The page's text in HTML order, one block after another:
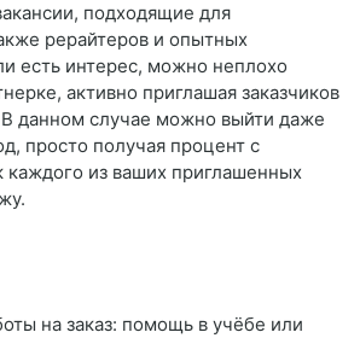
подходящие для
рерайтеров и опытных
есть интерес, можно неплохо
активно приглашая заказчиков
В данном случае можно выйти даже
просто получая процент с
каждого из ваших приглашенных
на заказ: помощь в учёбе или